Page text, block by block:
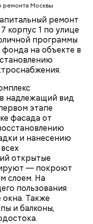
ремонта Москвы
ремонт
корпус 1 по улице
программы
на объекте в
надлежащий вид
этапе
фасада от
и нанесению
открытые
— покроют
слоем. На
пользования
Также
и балконы,
обрешетку,
температурно-
настила. Также в
доме обновят
ОКРУГ